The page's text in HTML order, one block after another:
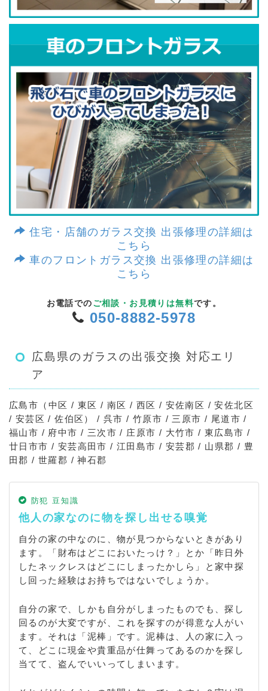
住宅・店舗のガラス交換 出張修理の詳細は
こちら
車のフロントガラス交換 出張修理の詳細は
こちら
お電話での ご相談・お見積りは無料です。
050-8882-5978
広島県のガラスの出張交換 対応エリ
ア
広島市（中区 / 東区 / 南区 / 西区 / 安佐南区 / 安佐北区
/ 安芸区 / 佐伯区） / 呉市 / 竹原市 / 三原市 / 尾道市 /
福山市 / 府中市 / 三次市 / 庄原市 / 大竹市 / 東広島市 /
廿日市市 / 安芸高田市 / 江田島市 / 安芸郡 / 山県郡 / 豊
田郡 / 世羅郡 / 神石郡
防犯 豆知識
他人の家なのに物を探し出せる嗅覚
自分の家の中なのに、物が見つからないときがあり
ます。「財布はどこにおいたっけ？」とか「昨日外
したネックレスはどこにしまったかしら」と家中探
し回った経験はお持ちではないでしょうか。
自分の家で、しかも自分がしまったものでも、探し
回るのが大変ですが、これを探すのが得意な人がい
ます。それは「泥棒」です。泥棒は、人の家に入っ
て、どこに現金や貴重品が仕舞ってあるのかを探し
当てて、盗んでいいってしまいます。